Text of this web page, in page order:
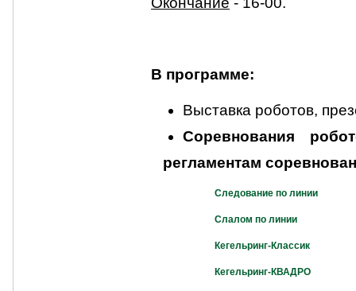
В программе:
Выставка роботов,
Соревнования
регламентам
Следование по линии
Слалом по линии
Кегельринг-Классик
Кегельринг-КВАДРО